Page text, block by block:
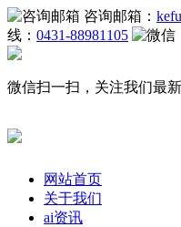
咨询邮箱：
线： 0431-88981105
微信扫一扫，关注我们最
网站首页
关于我们
ai资讯